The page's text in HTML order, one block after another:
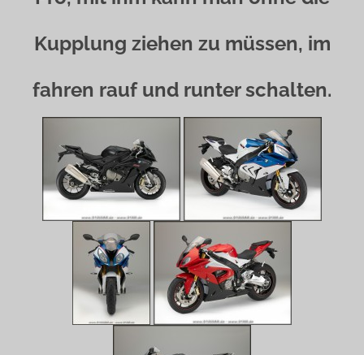
Kupplung ziehen zu müssen, im
fahren rauf und runter schalten.